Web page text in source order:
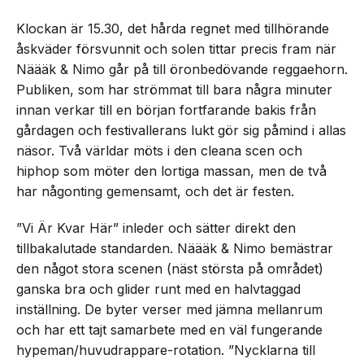
Klockan är 15.30, det hårda regnet med tillhörande
åskväder försvunnit och solen tittar precis fram när
Näääk & Nimo går på till öronbedövande reggaehorn.
Publiken, som har strömmat till bara några minuter
innan verkar till en början fortfarande bakis från
gårdagen och festivallerans lukt gör sig påmind i allas
näsor. Två världar möts i den cleana scen och
hiphop som möter den lortiga massan, men de två
har någonting gemensamt, och det är festen.
”Vi Är Kvar Här” inleder och sätter direkt den
tillbakalutade standarden. Näääk & Nimo bemästrar
den något stora scenen (näst största på området)
ganska bra och glider runt med en halvtaggad
inställning. De byter verser med jämna mellanrum
och har ett tajt samarbete med en väl fungerande
hypeman/huvudrappare-rotation. ”Nycklarna till